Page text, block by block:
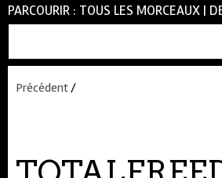
PARCOURIR : TOUS LES MORCEAUX |
Précédent/